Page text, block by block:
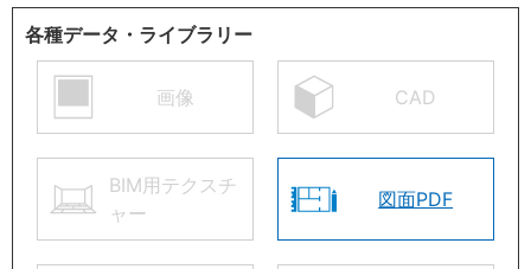
各種データ・ライブラリー
画像 CAD
BIM用テクスチ
ャー
図面PDF